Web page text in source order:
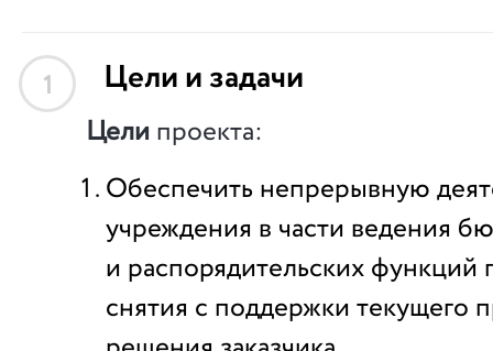
1 Цели и задачи
Цели проекта:
Обеспечить непрерывную
учреждения в части ведения
и распорядительских функций
снятия с поддержки текущего